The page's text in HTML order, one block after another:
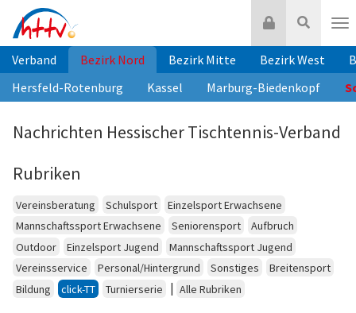
Inhalt
springen
Suche
Login
Verband Bezirk Nord Bezirk Mitte Bezirk West
Hersfeld-Rotenburg
Kassel Marburg-Biedenkopf
Nachrichten Hessischer Tischtennis-Verband
Rubriken
Vereinsberatung Schulsport
Einzelsport Erwachsene
Mannschaftssport Erwachsene
Seniorensport
Aufbruch
Outdoor
Einzelsport Jugend
Mannschaftssport Jugend
Vereinsservice
Personal/Hintergrund Sonstiges
Breitensport
Bildung
click-TT Turnierserie | Alle Rubriken